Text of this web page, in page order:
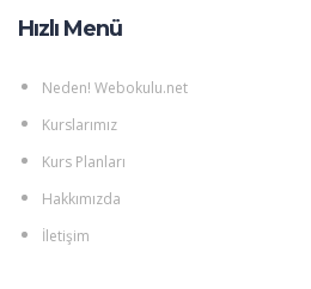
Hızlı Menü
Neden! Webokulu.net
Kurslarımız
Kurs Planları
Hakkımızda
İletişim